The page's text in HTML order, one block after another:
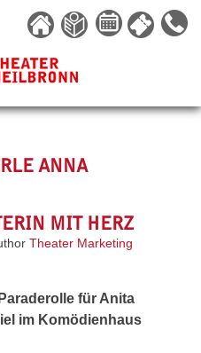
ANNA
MIT HERZ
Theater Marketing
für Anita
im Komödienhaus